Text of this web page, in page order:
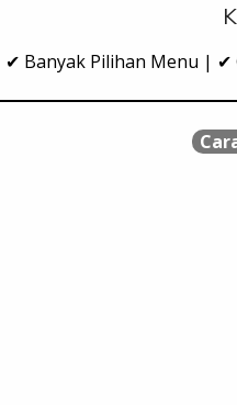
✔ Banyak Pilihan Menu |